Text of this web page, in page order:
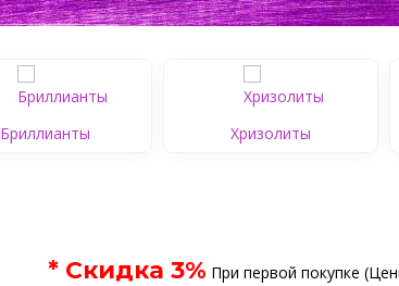
Бриллианты Хризолиты
* Скидка 3% При первой покупке